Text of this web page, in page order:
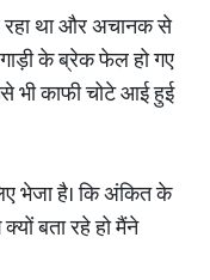
रहा था और अचानक से
के ब्रेक फेल हो गए
भी काफी चोटे आई हुई
भेजा है। कि अंकित के
बता रहे हो मैंने